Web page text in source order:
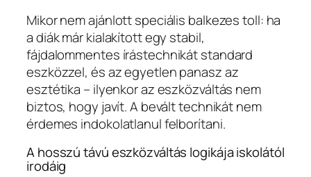
Mikor nem ajánlott speciális balkezes toll: ha
a diák már kialakított egy stabil,
fájdalommentes írástechnikát standard
eszközzel, és az egyetlen panasz az
esztétika – ilyenkor az eszközváltás nem
biztos, hogy javít. A bevált technikát nem
érdemes indokolatlanul felborítani.
A hosszú távú eszközváltás logikája iskolától
irodáig